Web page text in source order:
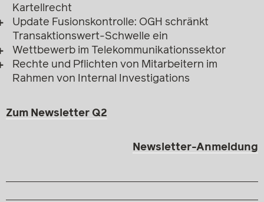
Kartellrecht
Update Fusionskontrolle: OGH schränkt
Transaktionswert-Schwelle ein
Wettbewerb im Telekommunikationssektor
Rechte und Pflichten von Mitarbeitern im
Rahmen von Internal Investigations
Zum Newsletter Q2
Newsletter-Anmeldung